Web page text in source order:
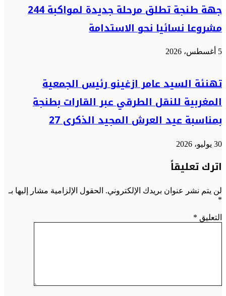
جهة طنجة تطلق مرحلة جديدة لمواكبة 244
مشروعا نسائيا نحو الاستدامة
5 أغسطس، 2026
تهنئة السيد عامر ازغينو رئيس الجمعية
المغربية للنقل الطرقي عبر القارات بطنجة
بمناسبة عيد العرش المجيد الذكرى 27
30 يوليو، 2026
اترك تعليقاً
لن يتم نشر عنوان بريدك الإلكتروني. الحقول الإلزامية مشار إليها بـ
*
التعليق *